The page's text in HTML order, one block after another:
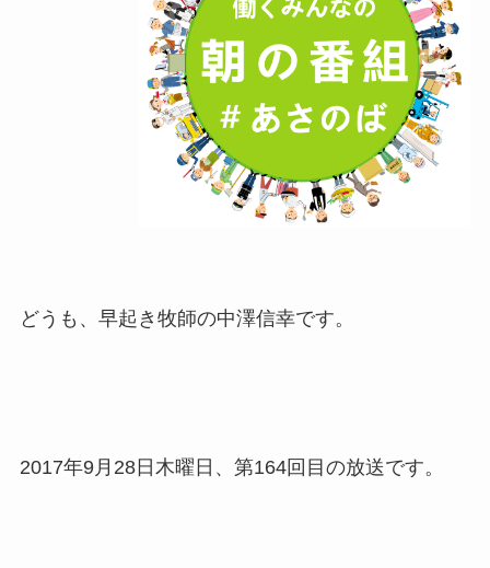
どうも、早起き牧師の中澤信幸です。
2017年9月28日木曜日、第164回目の放送です。